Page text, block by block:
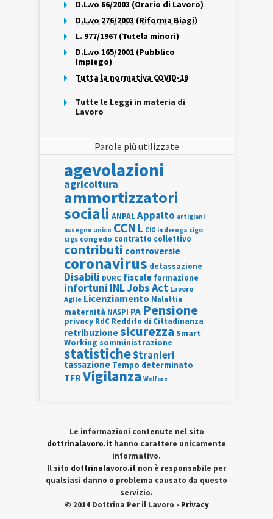
D.L.vo 66/2003 (Orario di Lavoro)
D.L.vo 276/2003 (Riforma Biagi)
L. 977/1967 (Tutela minori)
D.L.vo 165/2001 (Pubblico
Impiego)
Tutta la normativa COVID-19
Tutte le Leggi in materia di
Lavoro
Parole più utilizzate
agevolazioni
agricoltura
ammortizzatori
sociali ANPALAppalto artigiani
assegno unico CCNL CIG in deroga cigo
cigs congedo contratto collettivo
contributi controversie
coronavirus detassazione
Disabili DURC fiscale formazione
infortuni INLJobs Act Lavoro
Agile Licenziamento Malattia
maternità NASPI PA Pensione
privacy RdC Reddito di Cittadinanza
retribuzionesicurezza Smart
Working somministrazione
statisticheStranieri
tassazione Tempo determinato
TFRVigilanza Welfare
Le informazioni contenute nel sito
dottrinalavoro.it hanno carattere unicamente
informativo.
Il sito dottrinalavoro.it non è responsabile per
qualsiasi danno o problema causato da questo
servizio.
© 2014 Dottrina Per il Lavoro - Privacy